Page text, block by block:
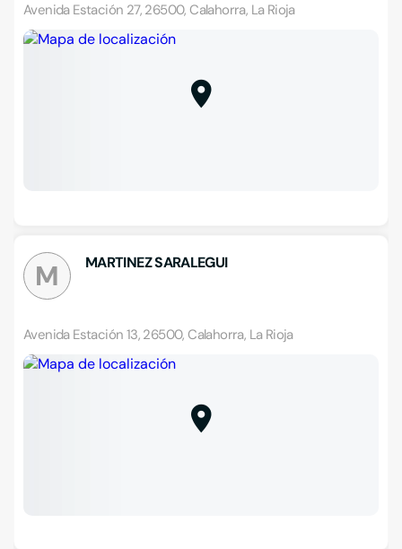
Avenida Estación 27, 26500, Calahorra, La Rioja
M MARTINEZ SARALEGUI
Avenida Estación 13, 26500, Calahorra, La Rioja